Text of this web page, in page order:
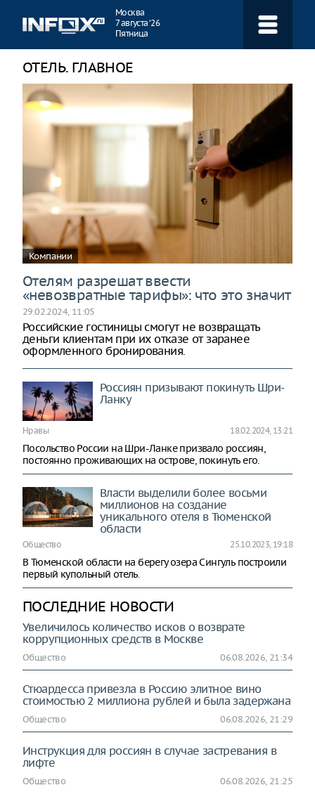
Москва
7 августа ‘26
Пятница
ОТЕЛЬ. ГЛАВНОЕ
Компании
Отелям разрешат ввести
«невозвратные тарифы»: что это значит
29.02.2024, 11:05
Российские гостиницы смогут не возвращать
деньги клиентам при их отказе от заранее
оформленного бронирования.
Россиян призывают покинуть Шри-
Ланку
Нравы 18.02.2024, 13:21
Посольство России на Шри-Ланке призвало россиян,
постоянно проживающих на острове, покинуть его.
Власти выделили более восьми
миллионов на создание
уникального отеля в Тюменской
области
Общество 25.10.2023, 19:18
В Тюменской области на берегу озера Сингуль построили
первый купольный отель.
ПОСЛЕДНИЕ НОВОСТИ
Увеличилось количество исков о возврате
коррупционных средств в Москве
Общество 06.08.2026, 21:34
Стюардесса привезла в Россию элитное вино
стоимостью 2 миллиона рублей и была задержана
Общество 06.08.2026, 21:29
Инструкция для россиян в случае застревания в
лифте
Общество 06.08.2026, 21:25